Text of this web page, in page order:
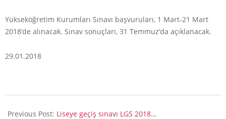
Yükseköğretim Kurumları Sınavı başvuruları, 1 Mart-21 Mart
2018’de alınacak. Sınav sonuçları, 31 Temmuz’da açıklanacak.
29.01.2018
01-
Previous Post: Liseye geçiş sınavı LGS 2018…